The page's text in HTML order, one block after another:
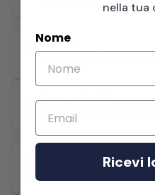
Maison
AOP Cadillac
Grado alcolico
nella tua
Nome
Email
Ricevi